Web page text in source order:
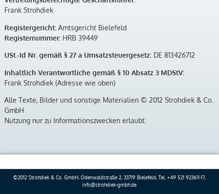
Frank Strohdiek
Registergericht:Amtsgericht Bielefeld
Registernummer:HRB 39449
USt.-Id Nr. gemäß § 27 a Umsatzsteuergesetz:DE 813426712
Inhaltlich Verantwortliche gemäß § 10 Absatz 3 MDStV:
Frank Strohdiek (Adresse wie oben)
Alle Texte, Bilder und sonstige Materialien © 2012 Strohdiek & Co.
GmbH
Nutzung nur zu Informationszwecken erlaubt.
©2012 Strohdiek & Co. GmbH, Odenwaldstraße 2, 33719 Bielefeld, Tel. +49 521 923611-17,
info@strohdiek-gmbh.de